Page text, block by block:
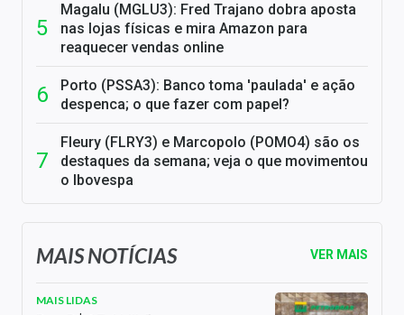
Magalu (MGLU3): Fred Trajano dobra aposta
nas lojas físicas e mira Amazon para
reaquecer vendas online
Porto (PSSA3): Banco toma 'paulada' e ação
despenca; o que fazer com papel?
Fleury (FLRY3) e Marcopolo (POMO4) são os
destaques da semana; veja o que movimentou
o Ibovespa
MAIS NOTÍCIAS VER MAIS
MAIS LIDAS